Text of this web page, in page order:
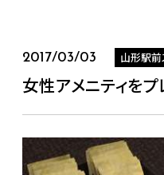
2017/03/03 山形駅前
女性アメニティをプ